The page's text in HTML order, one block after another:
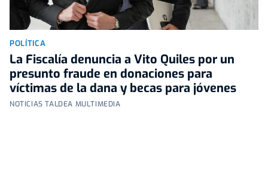
POLÍTICA
La Fiscalía denuncia a Vito Quiles por un
presunto fraude en donaciones para
víctimas de la dana y becas para jóvenes
NOTICIAS TALDEA MULTIMEDIA